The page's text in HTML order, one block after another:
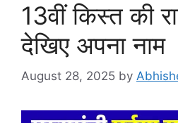
13वीं किस्त की
देखिए अपना नाम
August 28, 2025 by